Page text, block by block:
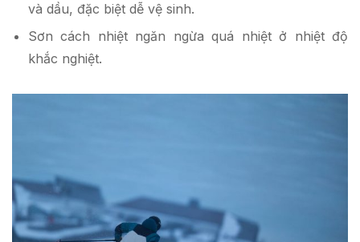
và dầu, đặc biệt dễ vệ sinh.
Sơn cách nhiệt ngăn ngừa quá nhiệt ở nhiệt độ
khắc nghiệt.